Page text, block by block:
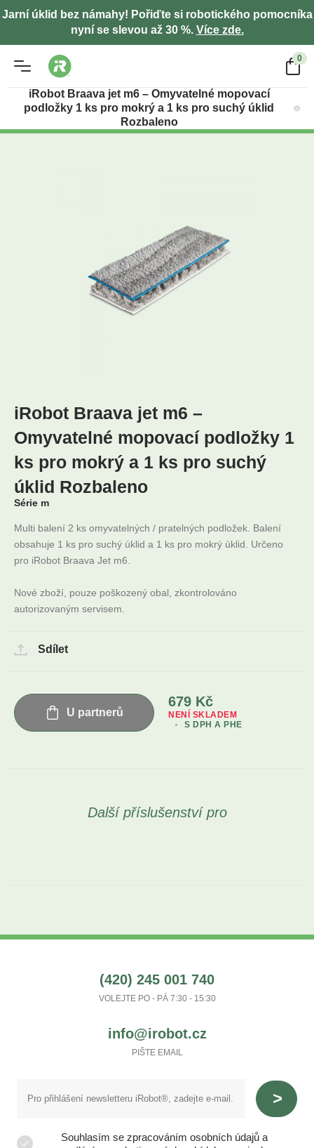
Jarní úklid bez námahy! Pořiďte si robotického pomocníka
nyní se slevou až 30 %. Více zde.
0
iRobot Braava jet m6 – Omyvatelné mopovací
podložky 1 ks pro mokrý a 1 ks pro suchý úklid
Rozbaleno
iRobot Braava jet m6 –
Omyvatelné mopovací podložky 1
ks pro mokrý a 1 ks pro suchý
úklid Rozbaleno
Série m
Multi balení 2 ks omyvatelných / pratelných podložek. Balení
obsahuje 1 ks pro suchý úklid a 1 ks pro mokrý úklid. Určeno
pro iRobot Braava Jet m6.
Nové zboží, pouze poškozený obal, zkontrolováno
autorizovaným servisem.
Sdílet
U partnerů
679 Kč
S DPH A PHE
NENÍ SKLADEM
Další příslušenství pro
(420) 245 001 740
VOLEJTE PO - PÁ 7:30 - 15:30
info@irobot.cz
PIŠTE EMAIL
Souhlasím se zpracováním osobních údajů a